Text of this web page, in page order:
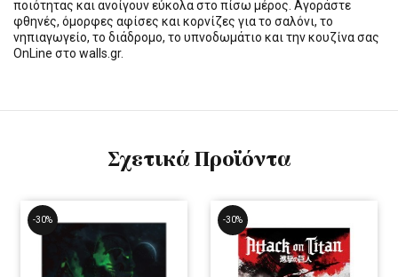
ποιότητας και ανοίγουν εύκολα στο πίσω μέρος. Αγοράστε
φθηνές, όμορφες αφίσες και κορνίζες για το σαλόνι, το
νηπιαγωγείο, το διάδρομο, το υπνοδωμάτιο και την κουζίνα σας
OnLine στο walls.gr.
Σχετικά Προϊόντα
-30% -30%